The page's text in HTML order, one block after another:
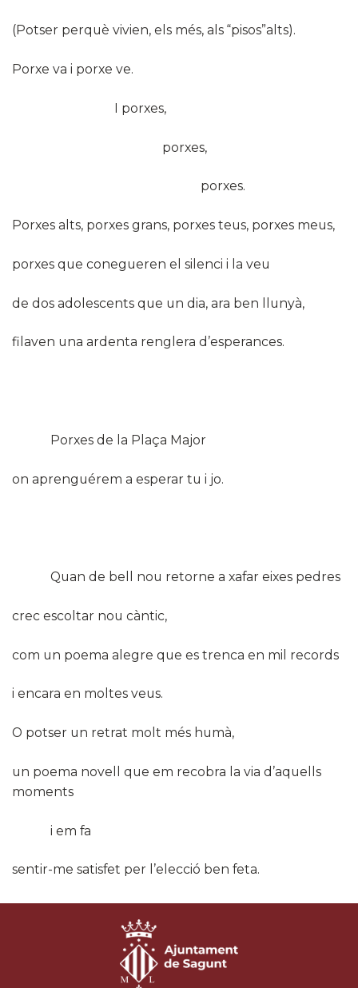
(Potser perquè vivien, els més, als “pisos”alts).
Porxe va i porxe ve.
I porxes,
porxes,
porxes.
Porxes alts, porxes grans, porxes teus, porxes meus,
porxes que conegueren el silenci i la veu
de dos adolescents que un dia, ara ben llunyà,
filaven una ardenta renglera d’esperances.
Porxes de la Plaça Major
on aprenguérem a esperar tu i jo.
Quan de bell nou retorne a xafar eixes pedres
crec escoltar nou càntic,
com un poema alegre que es trenca en mil records
i encara en moltes veus.
O potser un retrat molt més humà,
un poema novell que em recobra la via d’aquells
moments
i em fa
sentir-me satisfet per l’elecció ben feta.​